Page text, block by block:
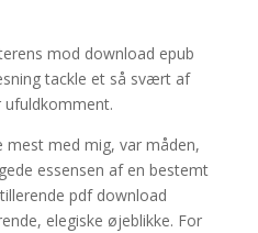
mod download epub
tackle et så svært af
ufuldkomment.
mest med mig, var måden,
essensen af en bestemt
pdf download
elegiske øjeblikke. For